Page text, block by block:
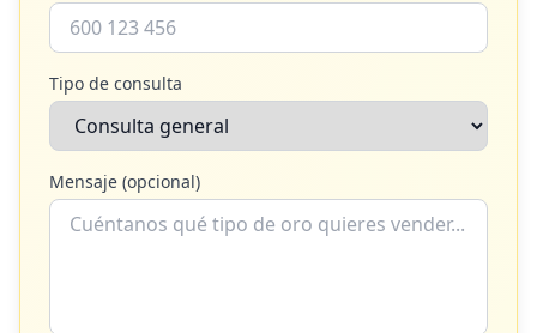
Tipo de consulta
Mensaje (opcional)